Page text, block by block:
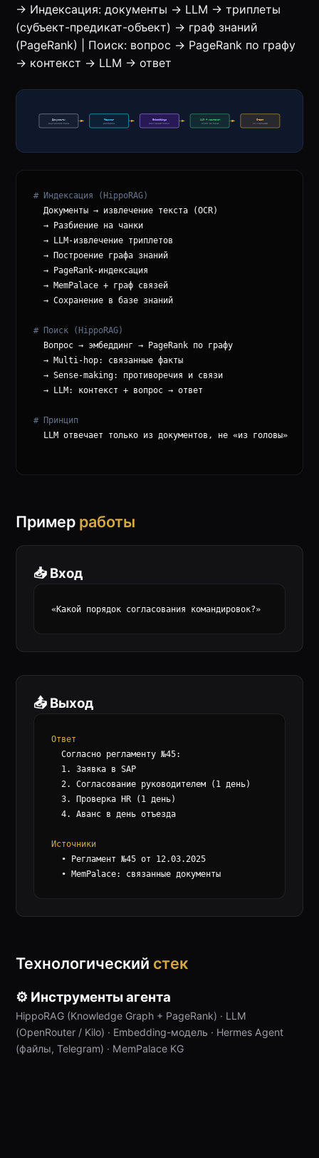
→ Индексация: документы → LLM → триплеты
(субъект-предикат-объект) → граф знаний
(PageRank) | Поиск: вопрос → PageRank по графу
→ контекст → LLM → ответ
# Индексация (HippoRAG)
  Документы → извлечение текста (OCR)
  → Разбиение на чанки
  → LLM-извлечение триплетов
  → Построение графа знаний
  → PageRank-индексация
  → MemPalace + граф связей
  → Сохранение в базе знаний
# Поиск (HippoRAG)
  Вопрос → эмбеддинг → PageRank по графу
  → Multi-hop: связанные факты
  → Sense-making: противоречия и связи
  → LLM: контекст + вопрос → ответ
# Принцип
  LLM отвечает только из документов, не «из головы»
Пример работы
📥 Вход
«Какой порядок согласования командировок?»
📤 Выход
Ответ
  Согласно регламенту №45:
  1. Заявка в SAP
  2. Согласование руководителем (1 день)
  3. Проверка HR (1 день)
  4. Аванс в день отъезда
Источники
  • Регламент №45 от 12.03.2025
  • MemPalace: связанные документы
Технологический стек
⚙ Инструменты агента
HippoRAG (Knowledge Graph + PageRank) · LLM
(OpenRouter / Kilo) · Embedding-модель · Hermes Agent
(файлы, Telegram) · MemPalace KG